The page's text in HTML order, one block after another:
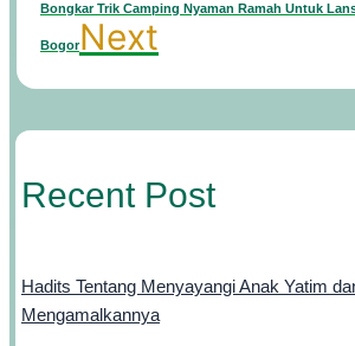
Bongkar Trik Camping Nyaman Ramah Untuk
BogorNext
Recent Post
Hadits Tentang Menyayangi Anak Yatim
Mengamalkannya